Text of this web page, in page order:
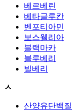
베르베린
베타글루칸
벤포티아민
보스웰리아
블랙마카
블루베리
빌베리
ㅅ
산양유단백질